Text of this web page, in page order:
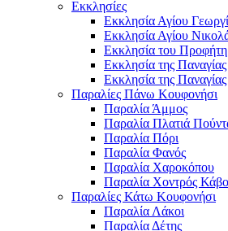
Εκκλησίες
Εκκλησία Αγίου
Εκκλησία Αγίου
Εκκλησία του
Εκκλησία της Παναγίας
Εκκλησία της
Παραλίες Πάνω Κουφονήσι
Παραλία Άμμος
Παραλία Πλατιά
Παραλία Πόρι
Παραλία Φανός
Παραλία Χαροκόπου
Παραλία Χοντρός
Παραλίες Κάτω Κουφονήσι
Παραλία Λάκοι
Παραλία Δέτης